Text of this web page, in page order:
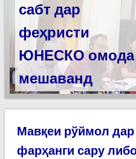
сабт дар
феҳристи
ЮНЕСКО омода
мешаванд
Мавқеи рўймол дар
фарҳанги сару